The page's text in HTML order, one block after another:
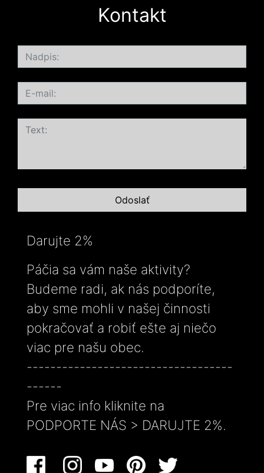
Kontakt
Darujte 2%
Páčia sa vám naše aktivity?
Budeme radi, ak nás podporíte,
aby sme mohli v našej činnosti
pokračovať a robiť ešte aj niečo
viac pre našu obec.
-----------------------------------
------
Pre viac info kliknite na
PODPORTE NÁS > DARUJTE 2%.